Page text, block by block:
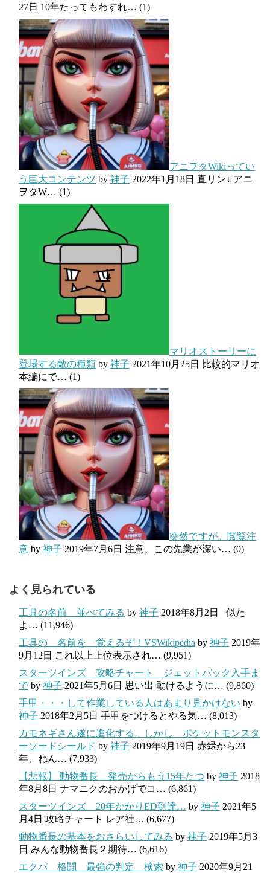
27日 10年たってもわすれ… (1)
アニヲタWikiってい
う巨大コンテンツ by 神子 2022年1月18日 直リン↓ アニ
ヲタW… (1)
マリオストーリーに
登場する敵の種類 by 神子 2021年10月25日 比較的マリオ
本編にで… (1)
突然ですが。閲覧注
意 by 神子 2019年7月6日 注意、この先業が深い… (0)
よく見られている
工具の名前 並べてみる by 神子 2018年8月2日
似た
よ… (11,946)
工具の 名前を 覚えるぞ！VSWikipedia by 神子 2019年
9月12日 これ以上上位表示され… (9,951)
スターツインズ 攻略チャート ジェットパック入手ま
で by 神子 2021年5月6日 思い出 動けるように… (9,860)
手甲・・・して作業している人はあまり見かけない by
神子 2018年2月5日 手甲をつけるとやる気… (8,013)
カモネギさん遂に進化する。しかし ポケットモンスタ
ーソードシールド by 神子 2019年9月19日 赤緑から23
年、ねん… (7,933)
【悲報】 動物番長 発売からもう15年たつ by 神子 2018
年8月8日 ナマニクのおかげでコ… (6,861)
スターツインズ 20年かかりED到達… by 神子 2021年5
月4日 攻略チャート レア社… (6,677)
動物番長の基本をおさらいしてみる by 神子 2019年5月3
日 みんな動物番長２期待… (6,616)
エクバ 格闘 最強の判定 検索 by 神子 2020年9月21